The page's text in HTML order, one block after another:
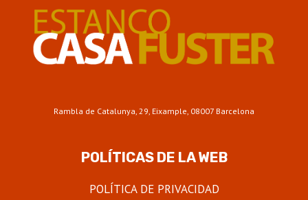
Rambla de Catalunya, 29, Eixample, 08007 Barcelona
POLÍTICAS DE LA WEB
POLÍTICA DE PRIVACIDAD